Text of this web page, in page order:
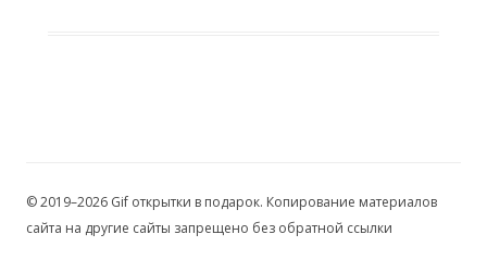
© 2019–2026 Gif открытки в подарок. Копирование материалов
сайта на другие сайты запрещено без обратной ссылки